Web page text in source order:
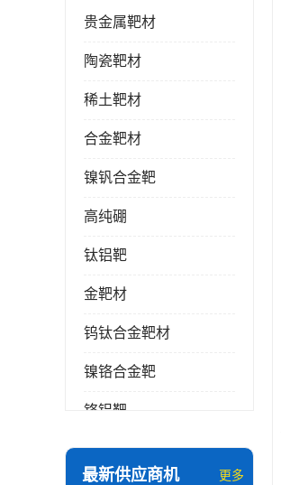
贵金属靶材
陶瓷靶材
稀土靶材
合金靶材
镍钒合金靶
高纯硼
钛铝靶
金靶材
钨钛合金靶材
镍铬合金靶
铬铝靶
三氧化铝靶材
最新供应商机 更多